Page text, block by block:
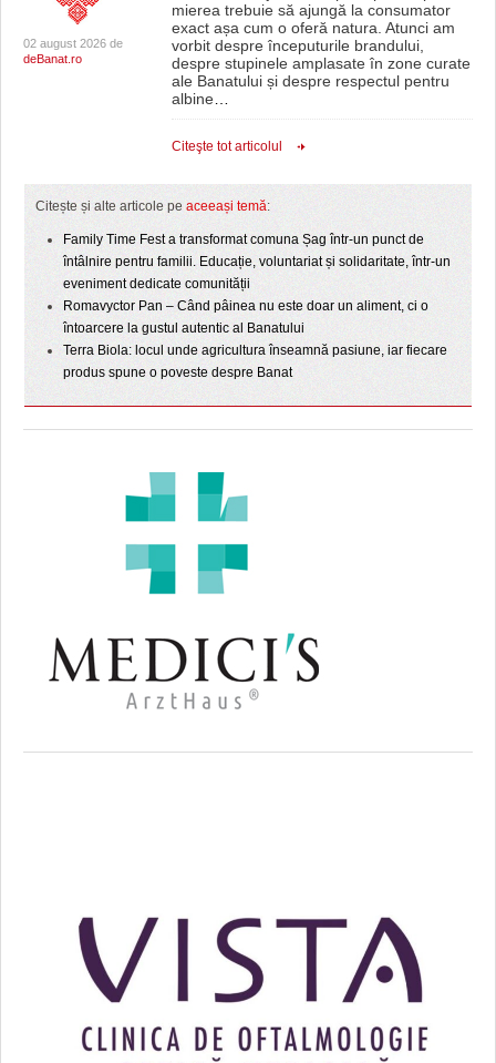
02 august 2026 de
deBanat.ro
mierea trebuie să ajungă la consumator
exact așa cum o oferă natura. Atunci am
vorbit despre începuturile brandului,
despre stupinele amplasate în zone curate
ale Banatului și despre respectul pentru
albine…
Citeşte tot articolul
Citește și alte articole pe aceeași temă:
Family Time Fest a transformat comuna Șag într-un punct de
întâlnire pentru familii. Educație, voluntariat și solidaritate, într-un
eveniment dedicate comunității
Romavyctor Pan – Când pâinea nu este doar un aliment, ci o
întoarcere la gustul autentic al Banatului
Terra Biola: locul unde agricultura înseamnă pasiune, iar fiecare
produs spune o poveste despre Banat